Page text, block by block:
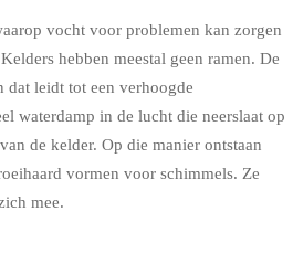
vocht voor problemen kan zorgen
hebben meestal geen ramen. De
dat leidt tot een verhoogde
waterdamp in de lucht die neerslaat op
de kelder. Op die manier ontstaan
vormen voor schimmels. Ze
mee.